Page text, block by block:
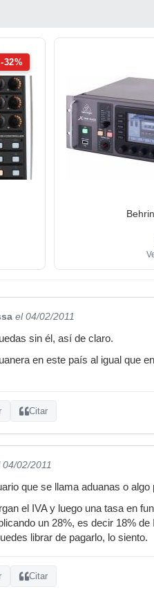
-32%
el 04/02/2011
sin él, así de claro.
en este país al igual que
Citar
04/02/2011
que se llama aduanas o
el IVA y luego una tasa en
un 28%, es decir 18%
librar de pagarlo, lo siento.
Citar